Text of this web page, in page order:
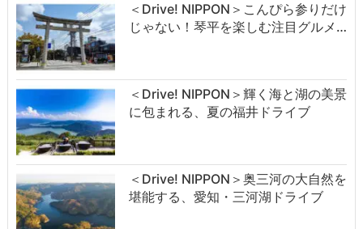
＜Drive! NIPPON＞こんぴら参りだけ
じゃない！琴平を楽しむ注目グルメ…
＜Drive! NIPPON＞輝く海と湖の美景
に包まれる、夏の福井ドライブ
＜Drive! NIPPON＞奥三河の大自然を
堪能する、愛知・三河湖ドライブ